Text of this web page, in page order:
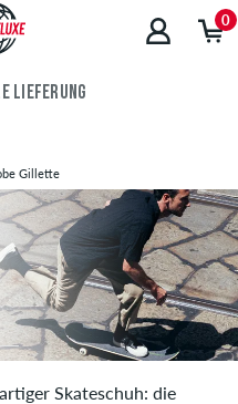
0
LIEFERUNG
Gillette
Skateschuh: die